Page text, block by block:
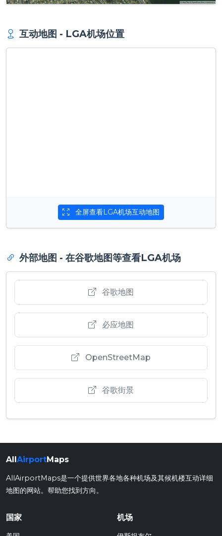
互动地图 - LGA机场位置
全屏查看LGA机场互动地图
外部地图 - 在谷歌地图等查看LGA机场
谷歌地图
必应地图
OpenStreetMap
谷歌街景
All AirportMaps
AllAirportMaps是一个提供世界各地各种机场及其候机楼互动详细
地图的网站。帮助您找到方向。
国家 机场